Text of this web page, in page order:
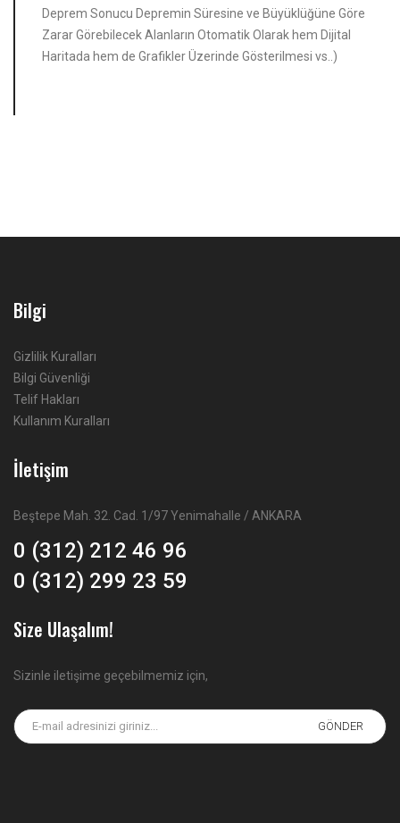
Deprem Sonucu Depremin Süresine ve Büyüklüğüne Göre
Zarar Görebilecek Alanların Otomatik Olarak hem Dijital
Haritada hem de Grafikler Üzerinde Gösterilmesi vs..)
Bilgi
Gizlilik Kuralları
Bilgi Güvenliği
Telif Hakları
Kullanım Kuralları
İletişim
Beştepe Mah. 32. Cad. 1/97 Yenimahalle / ANKARA
0 (312) 212 46 96
0 (312) 299 23 59
Size Ulaşalım!
Sizinle iletişime geçebilmemiz için,